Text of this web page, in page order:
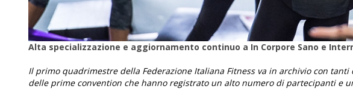
Alta specializzazione e aggiornamento continuo a In Corpore Sano e
Il primo quadrimestre della Federazione Italiana Fitness va in archivio con
delle prime convention che hanno registrato un alto numero di partecipanti e